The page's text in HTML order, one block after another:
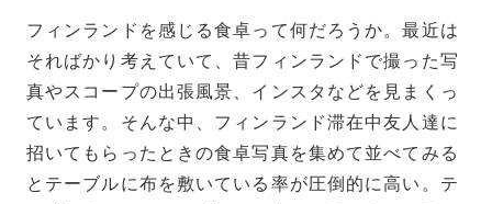
フィンランドを感じる食卓って何だろうか。最近は
そればかり考えていて、昔フィンランドで撮った写
真やスコープの出張風景、インスタなどを見まくっ
ています。そんな中、フィンランド滞在中友人達に
招いてもらったときの食卓写真を集めて並べてみる
とテーブルに布を敷いている率が圧倒的に高い。 テ